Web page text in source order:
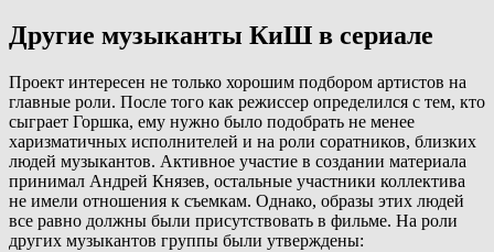
Другие музыканты КиШ в сериале
Проект интересен не только хорошим подбором артистов на
главные роли. После того как режиссер определился с тем, кто
сыграет Горшка, ему нужно было подобрать не менее
харизматичных исполнителей и на роли соратников, близких
людей музыкантов. Активное участие в создании материала
принимал Андрей Князев, остальные участники коллектива
не имели отношения к съемкам. Однако, образы этих людей
все равно должны были присутствовать в фильме. На роли
других музыкантов группы были утверждены: